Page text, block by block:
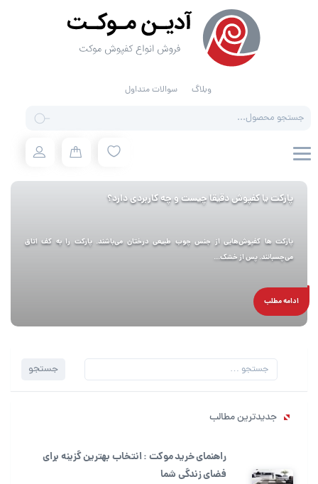
وبلاگ سوالات متداول
search
پاركت یا کفپوش دقیقا چيست و چه کاربردی دارد؟
پارکت ها کفپوش‌هایی از جنس چوب طبیعی درختان می‌باشند. پارکت را به کف اتاق
می‌چسبانند. پس از خشک...
ادامه مطلب
جستجو
جستجو
جدیدترین مطالب
راهنمای خرید موکت : انتخاب بهترین گزینه برای
فضای زندگی شما